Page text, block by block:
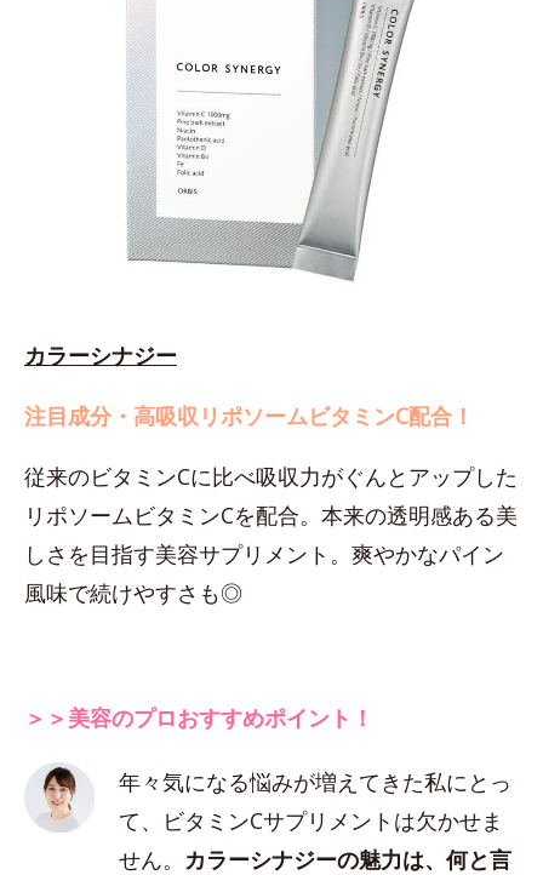
カラーシナジー
注目成分・高吸収リポソームビタミンC配合！
従来のビタミンCに比べ吸収力がぐんとアップした
リポソームビタミンCを配合。本来の透明感ある美
しさを目指す美容サプリメント。爽やかなパイン
風味で続けやすさも◎
＞＞美容のプロおすすめポイント！
年々気になる悩みが増えてきた私にとっ
て、ビタミンCサプリメントは欠かせま
せん。 カラーシナジーの魅力は、何と言